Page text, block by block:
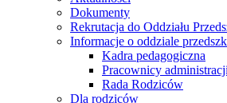
Dokumenty
Rekrutacja do Oddziału
Informacje o oddziale
Kadra pedagogiczna
Pracownicy
Rada Rodziców
Dla rodziców